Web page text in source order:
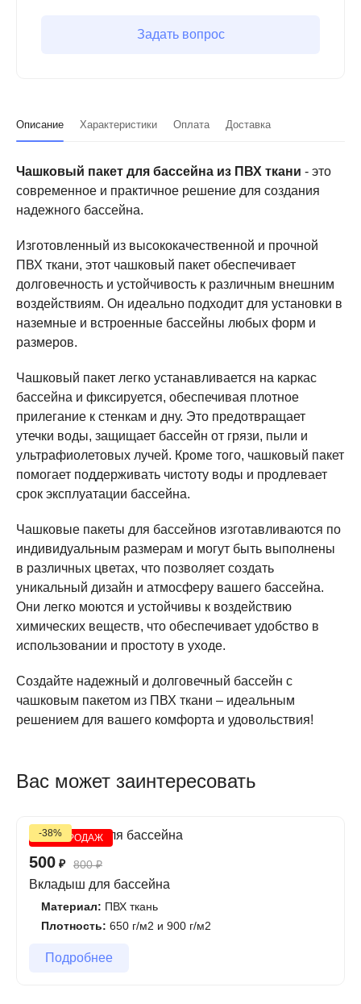
Описание Характеристики Оплата Доставка
Чашковый пакет для бассейна из ПВХ ткани - это
современное и практичное решение для создания
надежного бассейна.
Изготовленный из высококачественной и прочной
ПВХ ткани, этот чашковый пакет обеспечивает
долговечность и устойчивость к различным внешним
воздействиям. Он идеально подходит для установки в
наземные и встроенные бассейны любых форм и
размеров.
Чашковый пакет легко устанавливается на каркас
бассейна и фиксируется, обеспечивая плотное
прилегание к стенкам и дну. Это предотвращает
утечки воды, защищает бассейн от грязи, пыли и
ультрафиолетовых лучей. Кроме того, чашковый пакет
помогает поддерживать чистоту воды и продлевает
срок эксплуатации бассейна.
Чашковые пакеты для бассейнов изготавливаются по
индивидуальным размерам и могут быть выполнены
в различных цветах, что позволяет создать
уникальный дизайн и атмосферу вашего бассейна.
Они легко моются и устойчивы к воздействию
химических веществ, что обеспечивает удобство в
использовании и простоту в уходе.
Создайте надежный и долговечный бассейн с
чашковым пакетом из ПВХ ткани – идеальным
решением для вашего комфорта и удовольствия!
Задать вопрос
Вас может заинтересовать
ХИТ ПРОДАЖ
-38%
500 ₽ 800₽
Вкладыш для бассейна
Материал: ПВХ ткань
Плотность: 650 г/м2 и 900 г/м2
Подробнее